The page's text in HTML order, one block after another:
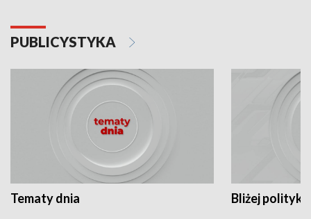
PUBLICYSTYKA
Tematy dnia Bliżej polityki